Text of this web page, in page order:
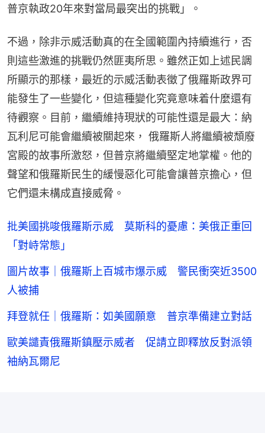
普京執政20年來對當局最突出的挑戰」。
不過，除非示威活動真的在全國範圍內持續進行，否
則這些激進的挑戰仍然匪夷所思。雖然正如上述民調
所顯示的那樣，最近的示威活動表徵了俄羅斯政界可
能發生了一些變化，但這種變化究竟意味着什麼還有
待觀察。目前，繼續維持現狀的可能性還是最大：納
瓦利尼可能會繼續被關起來， 俄羅斯人將繼續被頹廢
宮殿的故事所激怒，但普京將繼續堅定地掌權。他的
聲望和俄羅斯民生的緩慢惡化可能會讓普京擔心，但
它們還未構成直接威脅。
批美國挑唆俄羅斯示威 莫斯科的憂慮：美俄正重回
「對峙常態」
圖片故事｜俄羅斯上百城市爆示威 警民衝突近3500
人被捕
拜登就任｜俄羅斯：如美國願意 普京準備建立對話
歐美譴責俄羅斯鎮壓示威者 促請立即釋放反對派領
袖納瓦爾尼